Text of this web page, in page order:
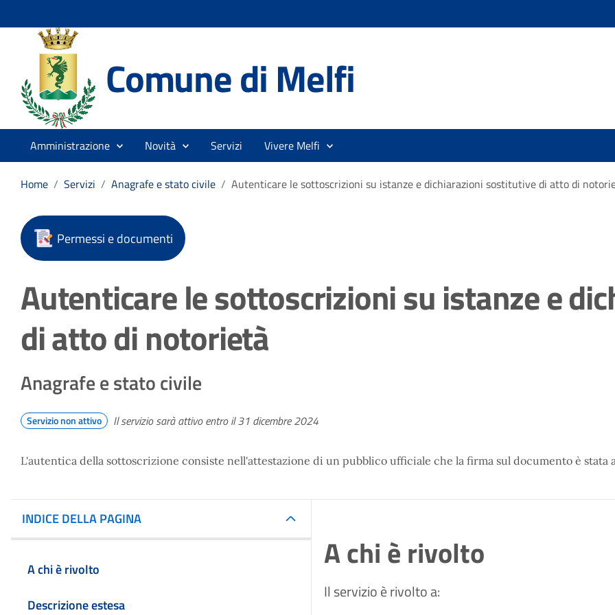
Comune di Melfi
Amministrazione Novità Servizi Vivere Melfi
Home / Servizi / Anagrafe e stato civile / Autenticare le sottoscrizioni su istanze e dichiarazioni sostitutive di atto di
Permessi e documenti
Autenticare le sottoscrizioni su istanze e
di atto di notorietà
Anagrafe e stato civile
Servizio non attivo Il servizio sarà attivo entro il 31 dicembre 2024
L'autentica della sottoscrizione consiste nell'attestazione di un pubblico ufficiale che la firma sul documento è stata
INDICE DELLA PAGINA
A chi è rivolto
Descrizione estesa
A chi è rivolto
Il servizio è rivolto a: